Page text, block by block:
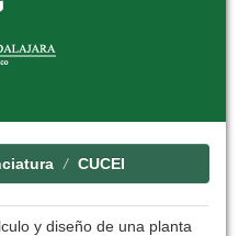
CUCEI
y diseño de una planta